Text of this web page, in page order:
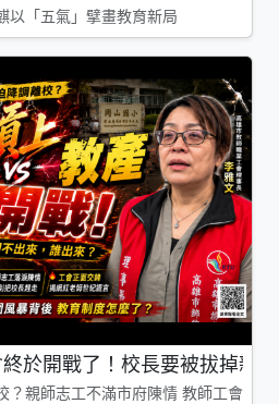
以「五氣」擘畫教育新局
於開戰了！校長要被拔掉親
？親師志工不滿市府陳情 教師工會槓